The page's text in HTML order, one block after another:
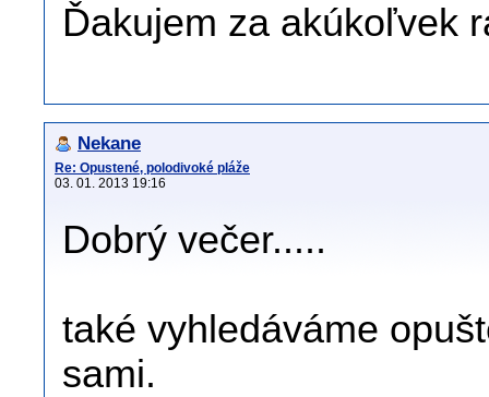
Ďakujem za akúkoľvek
Nekane
Re: Opustené, polodivoké pláže
03. 01. 2013 19:16
Dobrý večer.....
také vyhledáváme
sami.